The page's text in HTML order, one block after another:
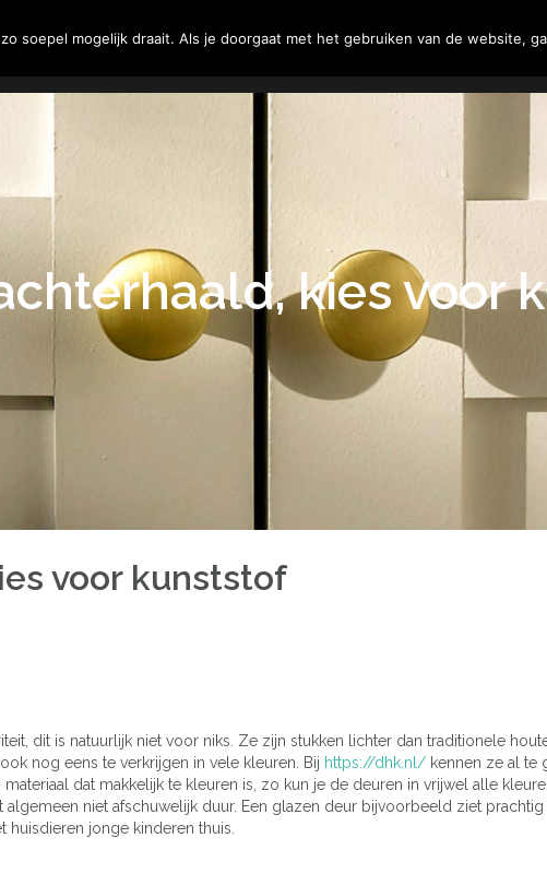
Tuin Woning Klussen
kies voor
voor kunststof
dit is natuurlijk niet voor niks. Ze zijn stukken lichter dan traditionele
nog eens te verkrijgen in vele kleuren. Bij https://dhk.nl/ kennen ze al te
dat makkelijk te kleuren is, zo kun je de deuren in vrijwel alle
niet afschuwelijk duur. Een glazen deur bijvoorbeeld ziet prachtig
huisdieren jonge kinderen thuis.
soepel mogelijk draait. Als je doorgaat met het gebruiken van de website,